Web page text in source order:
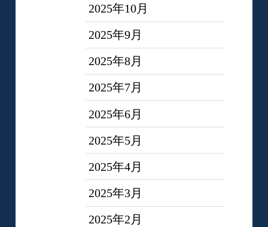
2025年10月
2025年9月
2025年8月
2025年7月
2025年6月
2025年5月
2025年4月
2025年3月
2025年2月